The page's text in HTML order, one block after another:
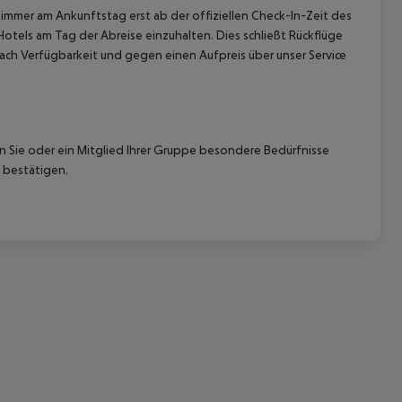
am Ankunftstag erst ab der offiziellen Check-In-Zeit des
am Tag der Abreise einzuhalten. Dies schließt Rückflüge
Verfügbarkeit und gegen einen Aufpreis über unser Service
oder ein Mitglied Ihrer Gruppe besondere Bedürfnisse
bestätigen.
akzeptieren